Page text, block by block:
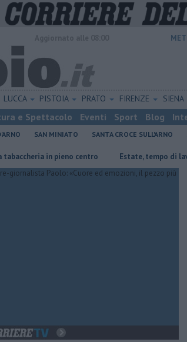
LUCCA PISTOIA PRATO FIRENZE SIENA
e Spettacolo Eventi Sport Blog
SAN MINIATO SANTA CROCE SULL'ARNO
in pieno centro Estate, tempo di lavori